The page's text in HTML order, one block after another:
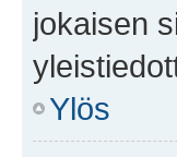
jokaisen
Ylös